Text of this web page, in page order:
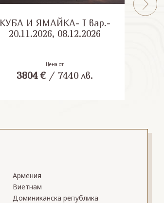
КУБА И ЯМАЙКА- I вар.-
20.11.2026, 08.12.2026
Цена от
3804 € / 7440 лв.
Армения
Виетнам
Доминиканска република